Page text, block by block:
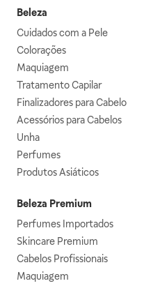
Beleza
Cuidados com a Pele
Colorações
Maquiagem
Tratamento Capilar
Finalizadores para Cabelo
Acessórios para Cabelos
Unha
Perfumes
Produtos Asiáticos
Beleza Premium
Perfumes Importados
Skincare Premium
Cabelos Profissionais
Maquiagem